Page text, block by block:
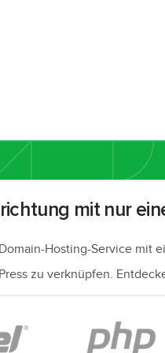
mit nur
Hosting-Service mit
zu verknüpfen.